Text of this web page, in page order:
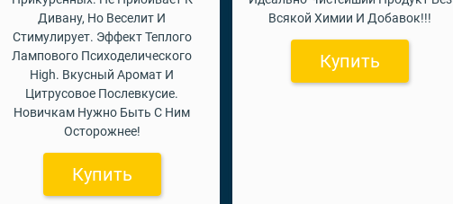
Дивану, Но Веселит И
Стимулирует. Эффект Теплого
Лампового Психоделического
High. Вкусный Аромат И
Цитрусовое Послевкусие.
Новичкам Нужно Быть С Ним
Осторожнее!
Купить
Всякой Химии И Добавок!!!
Купить